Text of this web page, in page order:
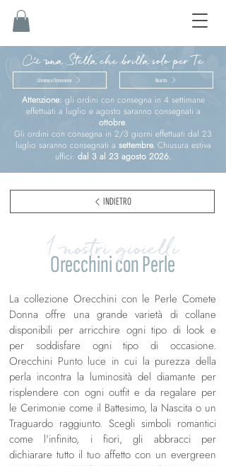
C'è una Stella che brilla solo per Te
Cresima e Comunione Nascita
Attenzione: gli ordini con consegna in 4 settimane
effettuati a luglio e agosto saranno consegnati a
ottobre.
Gli ordini con consegna in 2/3 giorni effettuati dal 23
luglio saranno consegnati a settembre.Chiusura estiva
uffici: dal 3 al 23 agosto 2026.
INDIETRO
Orecchini con Perle
I nostri gioielli
La collezione Orecchini con le Perle Comete
Donna offre una grande varietà di collane
disponibili per arricchire ogni tipo di look e
per soddisfare ogni tipo di occasione.
Orecchini Punto luce in cui la purezza della
perla incontra la luminosità del diamante per
risplendere con ogni outfit e da regalare per
le Cerimonie come il Battesimo, la Nascita o un
Traguardo raggiunto. Scegli simboli romantici
come l'infinito, i fiori, gli abbracci per
dichiarare tutto il tuo affetto con un evergreen